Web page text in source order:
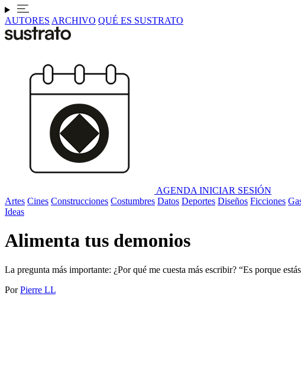
AUTORES ARCHIVO QUÉ ES SUSTRATO
AGENDA INICIAR SESIÓN
Artes Cines Construcciones Costumbres Datos Deportes Diseños Ficciones
Ideas
Alimenta tus demonios
La pregunta más importante: ¿Por qué me cuesta más escribir? “Es porque
Por Pierre LL